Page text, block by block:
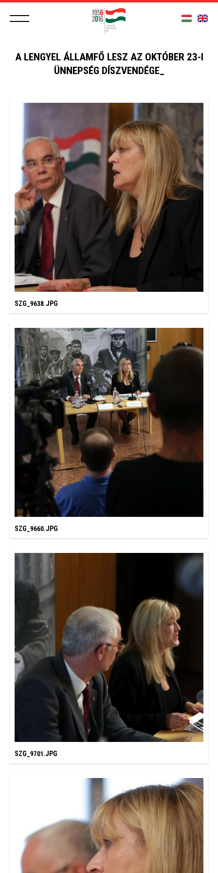
A LENGYEL ÁLLAMFŐ LESZ AZ OKTÓBER 23-I
ÜNNEPSÉG DÍSZVENDÉGE_
SZG_9638.JPG
SZG_9660.JPG
SZG_9701.JPG